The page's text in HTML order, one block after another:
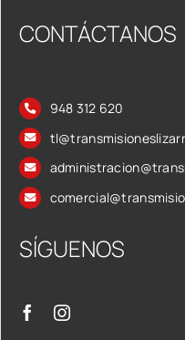
CONTÁCTANOS
948 312 620
SÍGUENOS